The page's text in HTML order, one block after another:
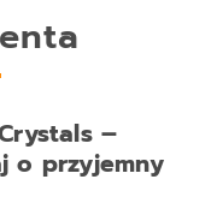
–
o przyjemny